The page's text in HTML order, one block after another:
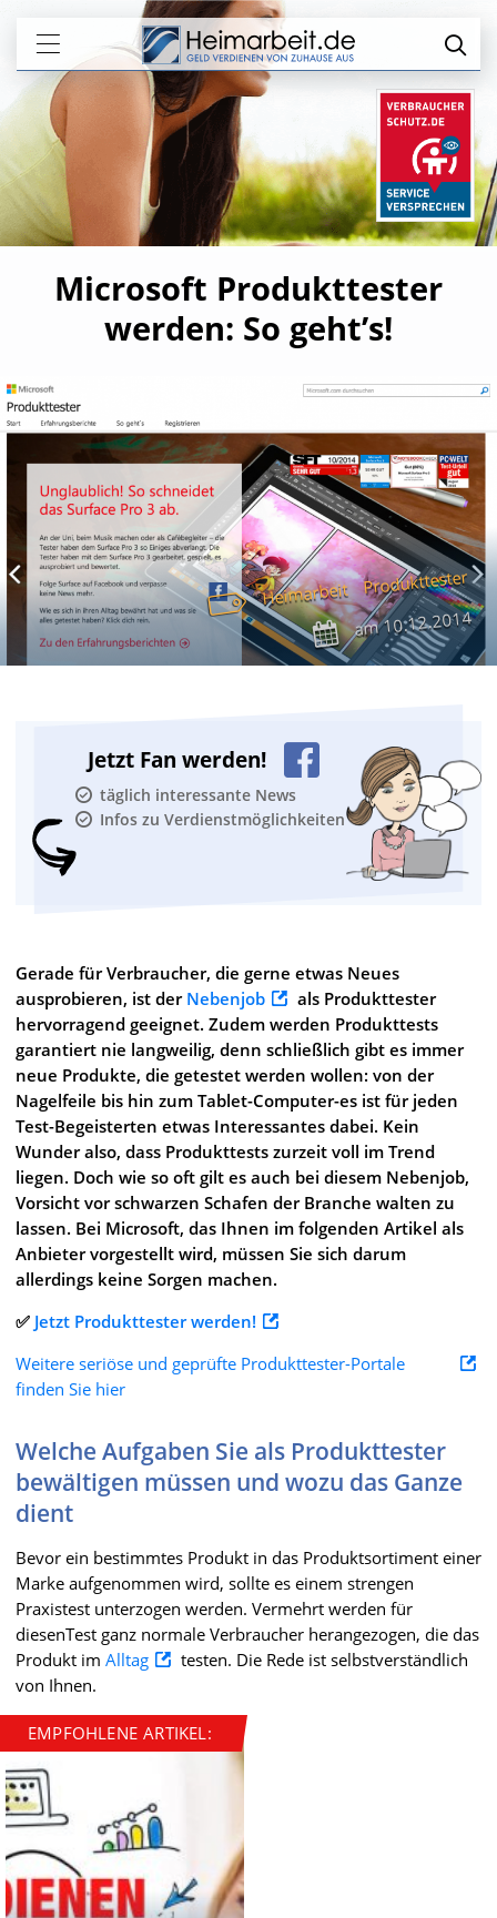
Microsoft Produkttester
werden: So geht’s!
Heimarbeit Produkttester
am10.12.2014
Jetzt Fan werden!
täglich interessante News
Infos zu Verdienstmöglichkeiten
Gerade für Verbraucher, die gerne etwas Neues
ausprobieren, ist der Nebenjob
als Produkttester
hervorragend geeignet. Zudem werden Produkttests
garantiert nie langweilig, denn schließlich gibt es immer
neue Produkte, die getestet werden wollen: von der
Nagelfeile bis hin zum Tablet-Computer-es ist für jeden
Test-Begeisterten etwas Interessantes dabei. Kein
Wunder also, dass Produkttests zurzeit voll im Trend
liegen. Doch wie so oft gilt es auch bei diesem Nebenjob,
Vorsicht vor schwarzen Schafen der Branche walten zu
lassen. Bei Microsoft, das Ihnen im folgenden Artikel als
Anbieter vorgestellt wird, müssen Sie sich darum
allerdings keine Sorgen machen.
✅ Jetzt Produkttester werden!
Weitere seriöse und geprüfte Produkttester-Portale
finden Sie hier
Welche Aufgaben Sie als Produkttester
bewältigen müssen und wozu das Ganze
dient
Bevor ein bestimmtes Produkt in das Produktsortiment einer
Marke aufgenommen wird, sollte es einem strengen
Praxistest unterzogen werden. Vermehrt werden für
diesenTest ganz normale Verbraucher herangezogen, die das
Produkt im Alltag
testen. Die Rede ist selbstverständlich
von Ihnen.
EMPFOHLENE ARTIKEL: